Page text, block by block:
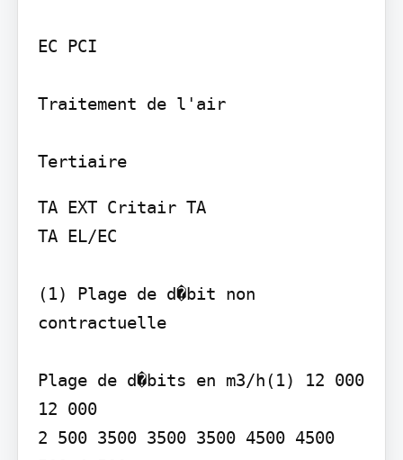
EC PCI
Traitement de l'air
Tertiaire
TA EXT Critair TA
TA EL/EC
(1) Plage de d�bit non
contractuelle
Plage de d�bits en m3/h(1) 12 000
12 000
2 500 3500 3500 3500 4500 4500